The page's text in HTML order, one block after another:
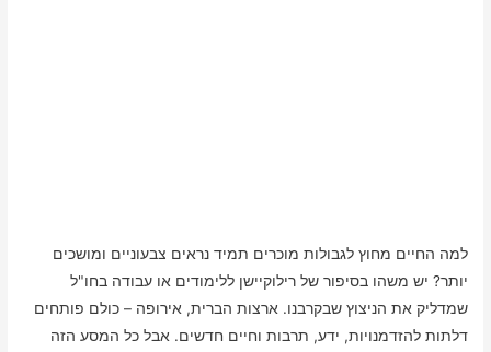
למה החיים מחוץ לגבולות מוכרים תמיד נראים צבעוניים ומושכים
יותר? יש משהו בסיפור של רילוקיישן ללימודים או עבודה בחו"ל
שמדליק את הניצוץ שבקרבנו. ארצות הברית, אירופה – כולם פותחים
דלתות להזדמנויות, ידע, תרבות וחיים חדשים. אבל כל המסע הזה